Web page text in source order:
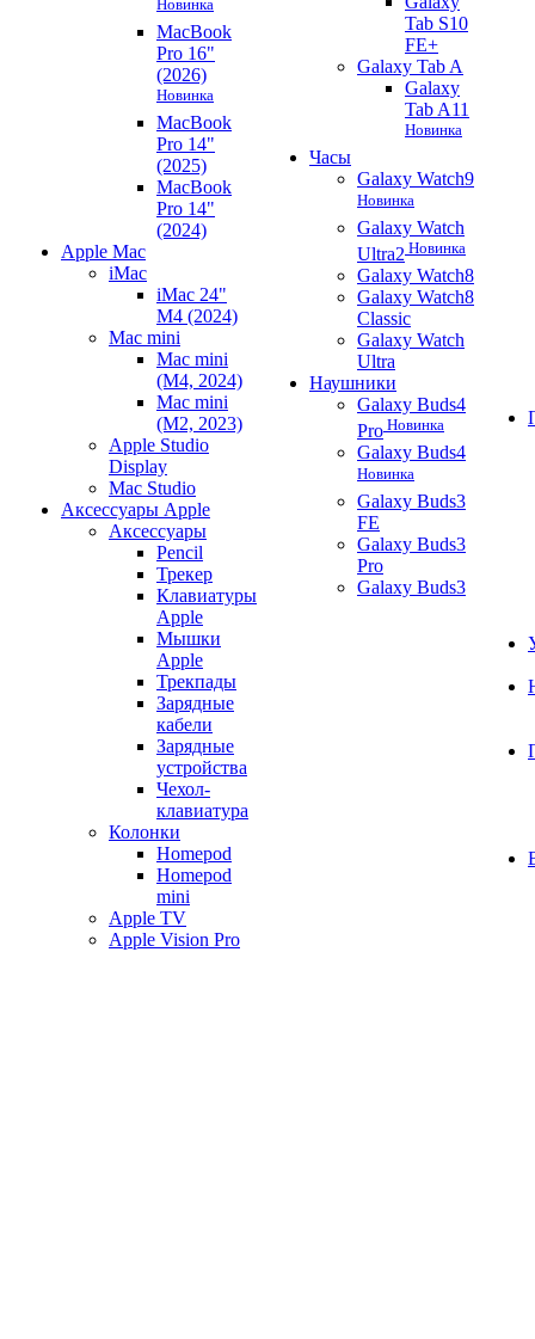
MacBook
Pro 16"
(2026)
Новинка
MacBook
Pro 14"
(2025)
MacBook
Pro 14"
(2024)
Apple Mac
iMac
iMac 24"
M4 (2024)
Mac mini
Mac mini
(M4, 2024)
Mac mini
(M2, 2023)
Apple Studio
Display
Mac Studio
Аксессуары Apple
Аксессуары
Pencil
Трекер
Клавиатуры
Apple
Мышки
Apple
Трекпады
Зарядные
кабели
Зарядные
устройства
Чехол-
клавиатура
Колонки
Homepod
Homepod
mini
Apple TV
Apple Vision Pro
Tab S10
FE+
Galaxy Tab A
Galaxy
Tab A11
Новинка
Часы
Galaxy Watch9
Новинка
Galaxy Watch
Ultra2 Новинка
Galaxy Watch8
Galaxy Watch8
Classic
Galaxy Watch
Ultra
Наушники
Galaxy Buds4
Pro Новинка
Galaxy Buds4
Новинка
Galaxy Buds3
FE
Galaxy Buds3
Pro
Galaxy Buds3